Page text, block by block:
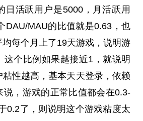
日活跃用户是5000，月活跃用
DAU/MAU的比值就是0.63，也
每个月上了19天游戏，说明游
这个比例如果越接近1，就说明
性越高，基本天天登录，依赖
说，游戏的正常比值都会在0.3-
0.2了，则说明这个游戏粘度太